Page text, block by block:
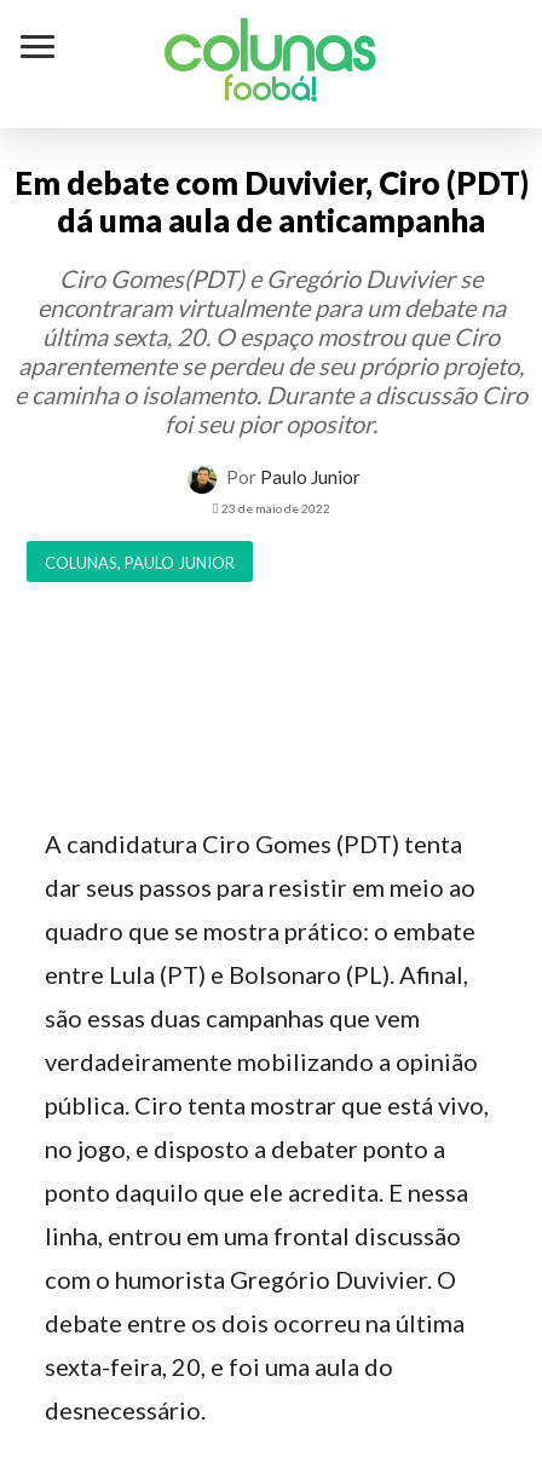
Colunas
foobá!
Em debate com Duvivier, Ciro (PDT)
dá uma aula de anticampanha
Ciro Gomes(PDT) e Gregório Duvivier se
encontraram virtualmente para um debate na
última sexta, 20. O espaço mostrou que Ciro
aparentemente se perdeu de seu próprio projeto,
e caminha o isolamento. Durante a discussão Ciro
foi seu pior opositor.
Por Paulo Junior
23 de maio de 2022
COLUNAS,PAULO JUNIOR
A candidatura Ciro Gomes (PDT) tenta
dar seus passos para resistir em meio ao
quadro que se mostra prático: o embate
entre Lula (PT) e Bolsonaro (PL). Afinal,
são essas duas campanhas que vem
verdadeiramente mobilizando a opinião
pública. Ciro tenta mostrar que está vivo,
no jogo, e disposto a debater ponto a
ponto daquilo que ele acredita. E nessa
linha, entrou em uma frontal discussão
com o humorista Gregório Duvivier. O
debate entre os dois ocorreu na última
sexta-feira, 20, e foi uma aula do
desnecessário.